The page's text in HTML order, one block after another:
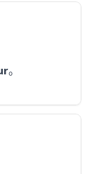
程，而非软
地向任何需
。
。